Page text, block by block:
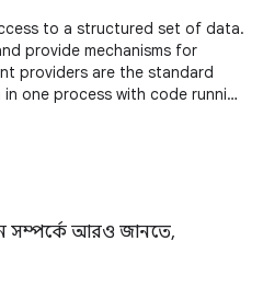
to a structured set of data.
provide mechanisms for
providers are the standard
one process with code running
সম্পর্কে আরও জানতে,